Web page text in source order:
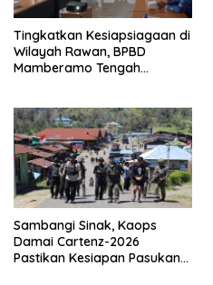
Tingkatkan Kesiapsiagaan di
Wilayah Rawan, BPBD
Mamberamo Tengah
Sambangi Sinak, Kaops
Damai Cartenz-2026
Pastikan Kesiapan Pasukan